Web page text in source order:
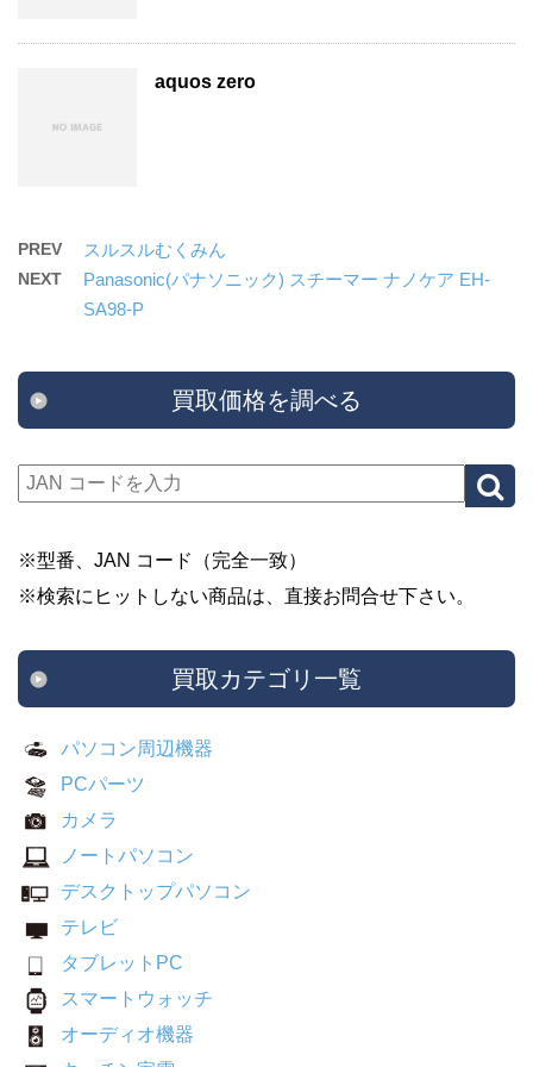
aquos zero
PREV スルスルむくみん
NEXT
Panasonic(パナソニック) スチーマー ナノケア EH-
SA98-P
買取価格を調べる
※型番、JAN コード（完全一致）
※検索にヒットしない商品は、直接お問合せ下さい。
買取カテゴリ一覧
パソコン周辺機器
PCパーツ
カメラ
ノートパソコン
デスクトップパソコン
テレビ
タブレットPC
スマートウォッチ
オーディオ機器